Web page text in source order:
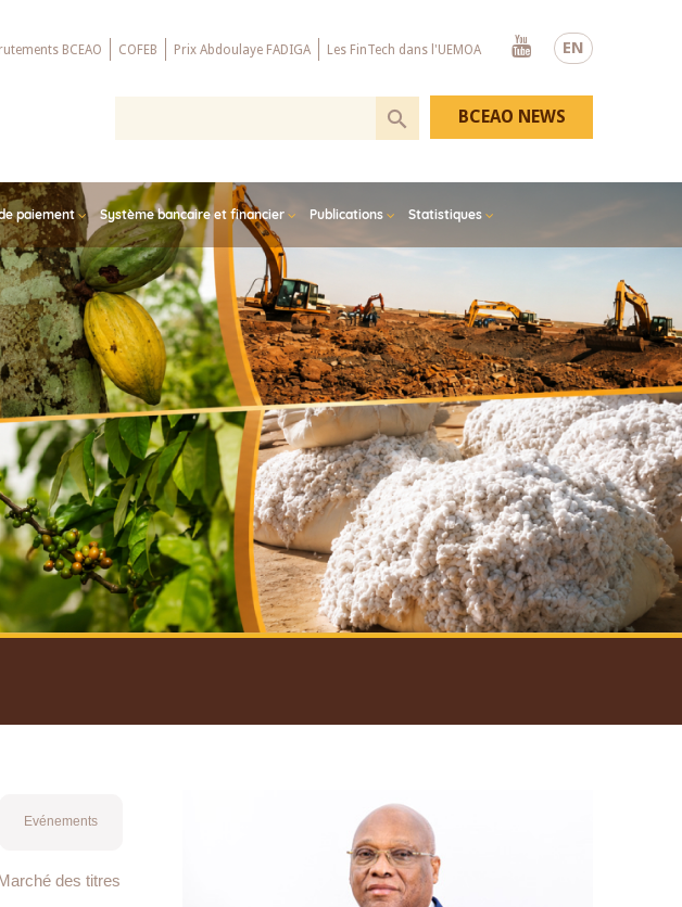
EN
BCEAO COFEB Prix Abdoulaye FADIGA Les FinTech dans l'UEMOA
Youtube
paiement Système bancaire et financier Publications Statistiques
BCEAO NEWS
Evénements
des titres